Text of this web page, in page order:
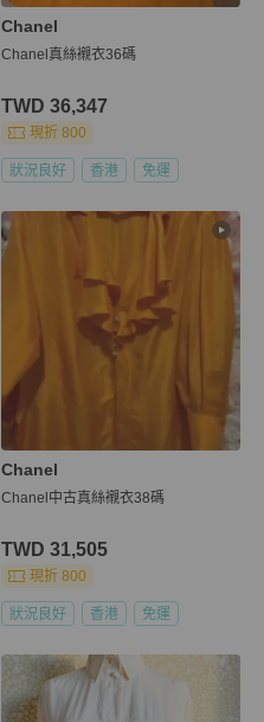
Chanel
Chanel真絲襯衣36碼
TWD 36,347
現折 800
狀況良好 香港 免運
Chanel
Chanel中古真絲襯衣38碼
TWD 31,505
現折 800
狀況良好 香港 免運